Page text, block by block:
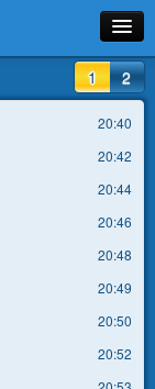
1 2
20:40
20:42
20:44
20:46
20:48
20:49
20:50
20:52